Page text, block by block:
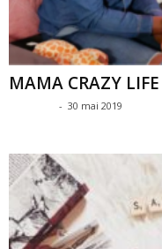
MAMA CRAZY
- 30 mai 2019